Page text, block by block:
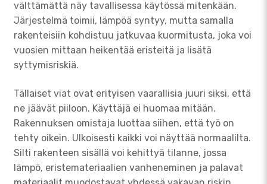
välttämättä näy tavallisessa käytössä mitenkään.
Järjestelmä toimii, lämpöä syntyy, mutta samalla
rakenteisiin kohdistuu jatkuvaa kuormitusta, joka voi
vuosien mittaan heikentää eristeitä ja lisätä
syttymisriskiä.
Tällaiset viat ovat erityisen vaarallisia juuri siksi, että
ne jäävät piiloon. Käyttäjä ei huomaa mitään.
Rakennuksen omistaja luottaa siihen, että työ on
tehty oikein. Ulkoisesti kaikki voi näyttää normaalilta.
Silti rakenteen sisällä voi kehittyä tilanne, jossa
lämpö, eristemateriaalien vanheneminen ja palavat